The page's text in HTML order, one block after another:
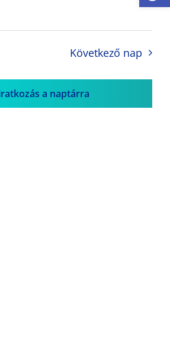
Következő nap
a naptárra